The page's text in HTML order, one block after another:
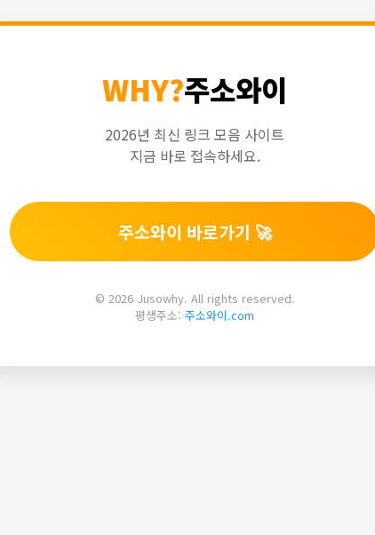
WHY?주소와이
2026년 최신 링크 모음 사이트
지금 바로 접속하세요.
주소와이 바로가기 🚀
© 2026 Jusowhy. All rights reserved.
평생주소: 주소와이.com